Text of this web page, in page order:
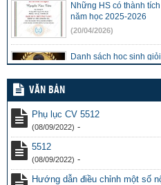
Những HS có thành
năm học 2025-2026
(20/04/2026)
Danh sách học sinh
HKI, năm học 2025-2026
(18/01/2026)
Thông tư 29/2024/TT-
dạy thêm, học thêm và
của UBND tỉnh Đắk Lắk
VĂN BẢN
Phụ lục CV 5512
(08/09/2022) -
5512
(08/09/2022) -
Hướng dẫn điều chỉnh một số